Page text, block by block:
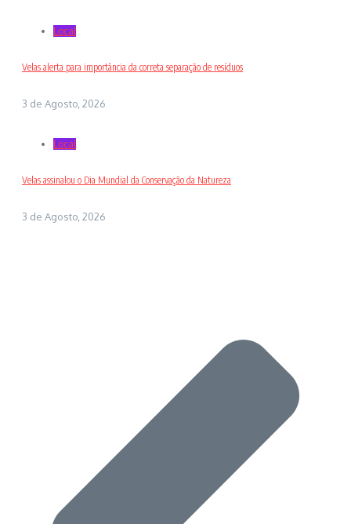
Local
Velas alerta para importância da correta separação de resíduos
3 de Agosto, 2026
Local
Velas assinalou o Dia Mundial da Conservação da Natureza
3 de Agosto, 2026